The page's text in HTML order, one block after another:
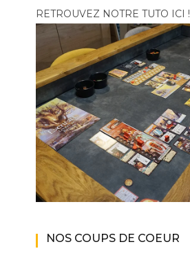
RETROUVEZ NOTRE TUTO ICI !
NOS COUPS DE COEUR